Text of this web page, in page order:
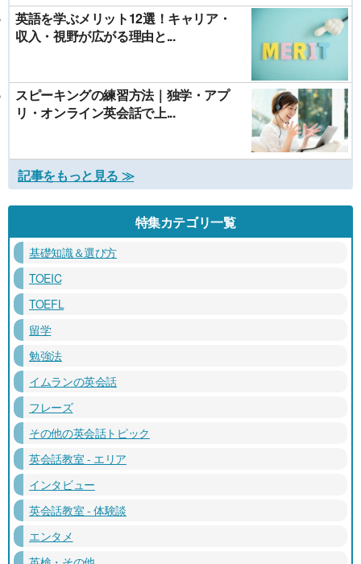
英語を学ぶメリット12選！キャリア・
収入・視野が広がる理由と...
スピーキングの練習方法｜独学・アプ
リ・オンライン英会話で上...
記事をもっと見る ≫
特集カテゴリ一覧
基礎知識＆選び方
TOEIC
TOEFL
留学
勉強法
イムランの英会話
フレーズ
その他の英会話トピック
英会話教室 - エリア
インタビュー
英会話教室 - 体験談
エンタメ